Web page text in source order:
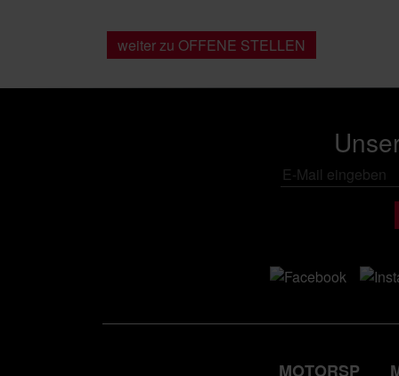
weiter zu OFFENE STELLEN
MOTORSP